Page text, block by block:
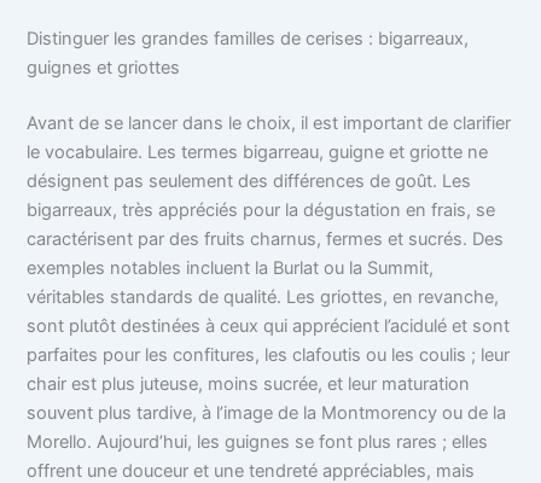
Distinguer les grandes familles de cerises : bigarreaux,
guignes et griottes
Avant de se lancer dans le choix, il est important de clarifier
le vocabulaire. Les termes bigarreau, guigne et griotte ne
désignent pas seulement des différences de goût. Les
bigarreaux, très appréciés pour la dégustation en frais, se
caractérisent par des fruits charnus, fermes et sucrés. Des
exemples notables incluent la Burlat ou la Summit,
véritables standards de qualité. Les griottes, en revanche,
sont plutôt destinées à ceux qui apprécient l’acidulé et sont
parfaites pour les confitures, les clafoutis ou les coulis ; leur
chair est plus juteuse, moins sucrée, et leur maturation
souvent plus tardive, à l’image de la Montmorency ou de la
Morello. Aujourd’hui, les guignes se font plus rares ; elles
offrent une douceur et une tendreté appréciables, mais